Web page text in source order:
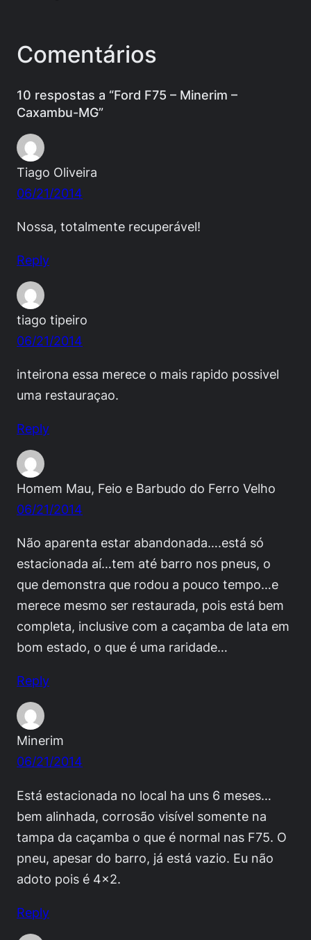
Comentários
10 respostas a “Ford F75 – Minerim –
Caxambu-MG”
Tiago Oliveira
06/21/2014
Nossa, totalmente recuperável!
Reply
tiago tipeiro
06/21/2014
inteirona essa merece o mais rapido possivel
uma restauraçao.
Reply
Homem Mau, Feio e Barbudo do Ferro Velho
06/21/2014
Não aparenta estar abandonada….está só
estacionada aí…tem até barro nos pneus, o
que demonstra que rodou a pouco tempo…e
merece mesmo ser restaurada, pois está bem
completa, inclusive com a caçamba de lata em
bom estado, o que é uma raridade…
Reply
Minerim
06/21/2014
Está estacionada no local ha uns 6 meses…
bem alinhada, corrosão visível somente na
tampa da caçamba o que é normal nas F75. O
pneu, apesar do barro, já está vazio. Eu não
adoto pois é 4×2.
Reply